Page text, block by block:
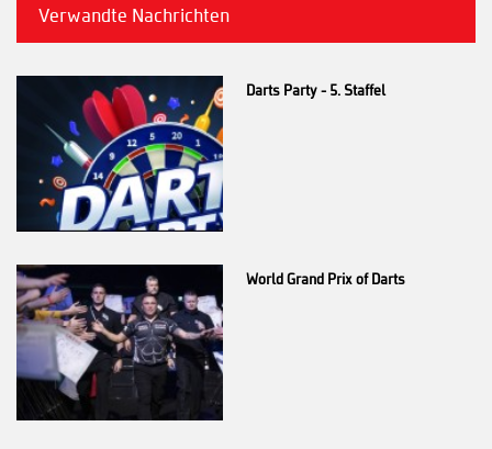
Verwandte Nachrichten
Darts Party - 5. Staffel
World Grand Prix of Darts